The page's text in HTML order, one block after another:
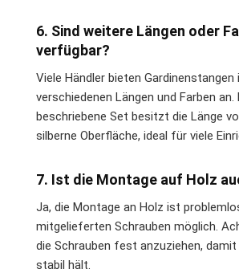
6. Sind weitere Längen oder
verfügbar?
Viele Händler bieten Gardinenstangen
verschiedenen Längen und Farben an.
beschriebene Set besitzt die Länge
silberne Oberfläche, ideal für viele
7. Ist die Montage auf Holz
Ja, die Montage an Holz ist
mitgelieferten Schrauben möglich.
die Schrauben fest anzuziehen, damit
stabil hält.